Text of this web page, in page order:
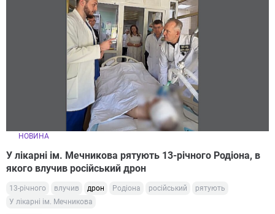
НОВИНА
У лікарні ім. Мечникова рятують 13-річного Родіона, в
якого влучив російський дрон
13-річного влучив дрон Родіона російський
рятують
У лікарні ім. Мечникова